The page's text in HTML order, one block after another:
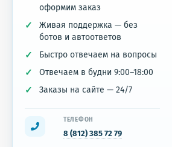
оформим заказ
Живая поддержка — без
ботов и автоответов
Быстро отвечаем на вопросы
Отвечаем в будни 9:00–18:00
Заказы на сайте — 24/7
ТЕЛЕФОН
8 (812) 385 72 79